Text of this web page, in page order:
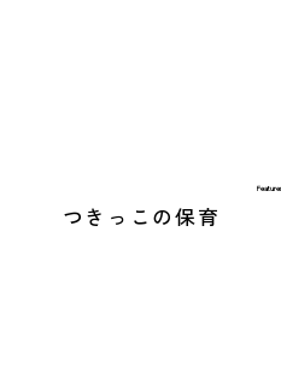
Features
つきっこの保育